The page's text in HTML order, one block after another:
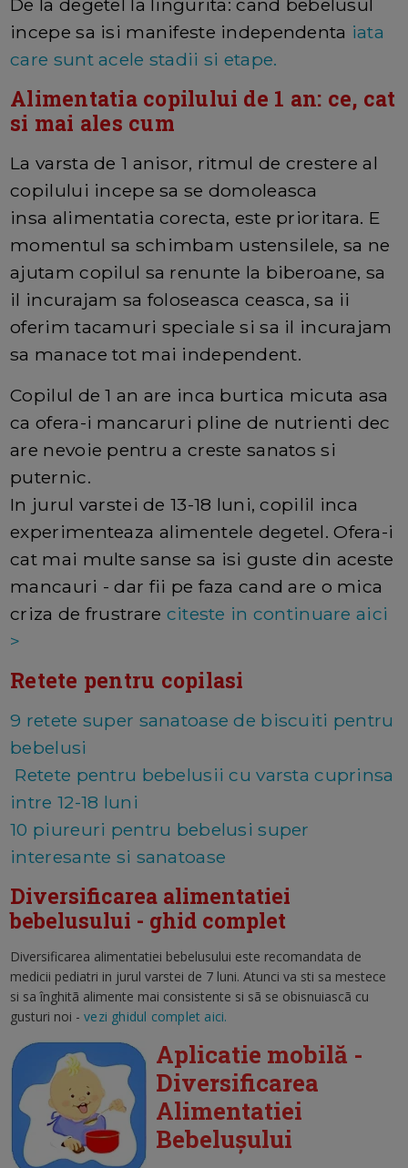
De la degetel la lingurita: cand bebelusul
incepe sa isi manifeste independenta iata
care sunt acele stadii si etape.
Alimentatia copilului de 1 an: ce, cat
si mai ales cum
La varsta de 1 anisor, ritmul de crestere al
copilului incepe sa se domoleasca
insa alimentatia corecta, este prioritara. E
momentul sa schimbam ustensilele, sa ne
ajutam copilul sa renunte la biberoane, sa
il incurajam sa foloseasca ceasca, sa ii
oferim tacamuri speciale si sa il incurajam
sa manace tot mai independent.
Copilul de 1 an are inca burtica micuta asa
ca ofera-i mancaruri pline de nutrienti dec
are nevoie pentru a creste sanatos si
puternic.
In jurul varstei de 13-18 luni, copilil inca
experimenteaza alimentele degetel. Ofera-i
cat mai multe sanse sa isi guste din aceste
mancauri - dar fii pe faza cand are o mica
criza de frustrare citeste in continuare aici
>
Retete pentru copilasi
9 retete super sanatoase de biscuiti pentru
bebelusi
Retete pentru bebelusii cu varsta cuprinsa
intre 12-18 luni
10 piureuri pentru bebelusi super
interesante si sanatoase
Diversificarea alimentatiei
bebelusului - ghid complet
Diversificarea alimentatiei bebelusului este recomandata de
medicii pediatri in jurul varstei de 7 luni. Atunci va sti sa mestece
si sa înghitã alimente mai consistente si sã se obisnuiascã cu
gusturi noi - vezi ghidul complet aici.
Aplicatie mobilă -
Diversificarea
Alimentatiei
Bebelușului